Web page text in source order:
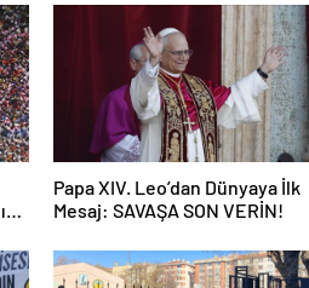
Papa XIV. Leo’dan Dünyaya İlk
Mesaj: SAVAŞA SON VERİN!